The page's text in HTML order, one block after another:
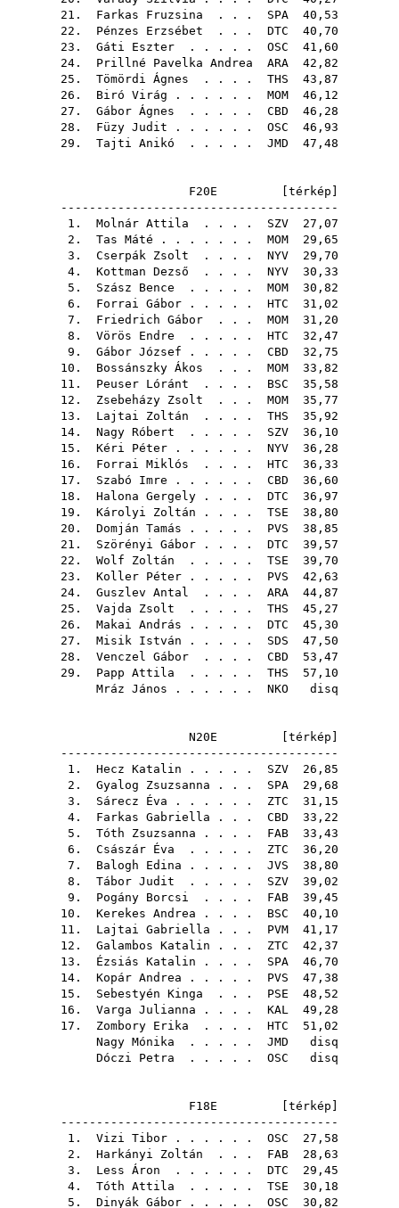
21. Farkas Fruzsina . . . SPA 40,53
22. Pénzes Erzsébet . . . DTC 40,70
23. Gáti Eszter . . . . . OSC 41,60
24. Prillné Pavelka Andrea ARA 42,82
25. Tömördi Ágnes . . . . THS 43,87
26. Biró Virág . . . . . . MOM 46,12
27. Gábor Ágnes . . . . . CBD 46,28
28. Füzy Judit . . . . . . OSC 46,93
29. Tajti Anikó . . . . . JMD 47,48
F20E [ térkép
---------------------------------------
1. Molnár Attila . . . . SZV 27,07
2. Tas Máté . . . . . . . MOM 29,65
3. Cserpák Zsolt . . . . NYV 29,70
4. Kottman Dezső . . . . NYV 30,33
5. Szász Bence . . . . . MOM 30,82
6. Forrai Gábor . . . . . HTC 31,02
7. Friedrich Gábor . . . MOM 31,20
8. Vörös Endre . . . . . HTC 32,47
9. Gábor József . . . . . CBD 32,75
10. Bossánszky Ákos . . . MOM 33,82
11. Peuser Lóránt . . . . BSC 35,58
12. Zsebeházy Zsolt . . . MOM 35,77
13. Lajtai Zoltán . . . . THS 35,92
14. Nagy Róbert . . . . . SZV 36,10
15. Kéri Péter . . . . . . NYV 36,28
16. Forrai Miklós . . . . HTC 36,33
17. Szabó Imre . . . . . . CBD 36,60
18. Halona Gergely . . . . DTC 36,97
19. Károlyi Zoltán . . . . TSE 38,80
20. Domján Tamás . . . . . PVS 38,85
21. Szörényi Gábor . . . . DTC 39,57
22. Wolf Zoltán . . . . . TSE 39,70
23. Koller Péter . . . . . PVS 42,63
24. Guszlev Antal . . . . ARA 44,87
25. Vajda Zsolt . . . . . THS 45,27
26. Makai András . . . . . DTC 45,30
27. Misik István . . . . . SDS 47,50
28. Venczel Gábor . . . . CBD 53,47
29. Papp Attila . . . . . THS 57,10
Mráz János . . . . . . NKO disq
N20E [ térkép
---------------------------------------
1. Hecz Katalin . . . . . SZV 26,85
2. Gyalog Zsuzsanna . . . SPA 29,68
3. Sárecz Éva . . . . . . ZTC 31,15
4. Farkas Gabriella . . . CBD 33,22
5. Tóth Zsuzsanna . . . . FAB 33,43
6. Császár Éva . . . . . ZTC 36,20
7. Balogh Edina . . . . . JVS 38,80
8. Tábor Judit . . . . . SZV 39,02
9. Pogány Borcsi . . . . FAB 39,45
10. Kerekes Andrea . . . . BSC 40,10
11. Lajtai Gabriella . . . PVM 41,17
12. Galambos Katalin . . . ZTC 42,37
13. Ézsiás Katalin . . . . SPA 46,70
14. Kopár Andrea . . . . . PVS 47,38
15. Sebestyén Kinga . . . PSE 48,52
16. Varga Julianna . . . . KAL 49,28
17. Zombory Erika . . . . HTC 51,02
Nagy Mónika . . . . . JMD disq
Dóczi Petra . . . . . OSC disq
F18E [ térkép
---------------------------------------
1. Vizi Tibor . . . . . . OSC 27,58
2. Harkányi Zoltán . . . FAB 28,63
3. Less Áron . . . . . . DTC 29,45
4. Tóth Attila . . . . . TSE 30,18
5. Dinyák Gábor . . . . . OSC 30,82